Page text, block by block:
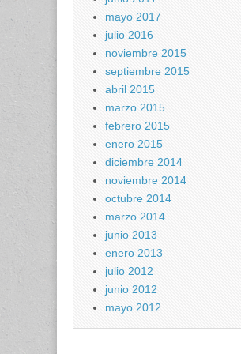
mayo 2017
julio 2016
noviembre 2015
septiembre 2015
abril 2015
marzo 2015
febrero 2015
enero 2015
diciembre 2014
noviembre 2014
octubre 2014
marzo 2014
junio 2013
enero 2013
julio 2012
junio 2012
mayo 2012